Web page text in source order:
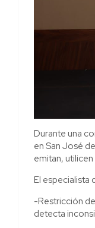
Durante una
en San José
emitan,
El especialista
-Restricción
detecta